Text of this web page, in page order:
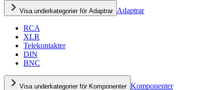
Visa underkategorier för Adaptrar Adaptrar
RCA
XLR
Telekontakter
DIN
BNC
Visa underkategorier för Komponenter Komponenter